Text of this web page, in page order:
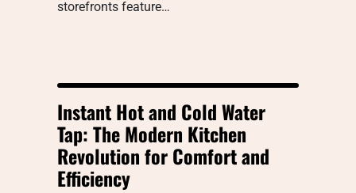
storefronts feature…
Instant Hot and Cold Water
Tap: The Modern Kitchen
Revolution for Comfort and
Efficiency